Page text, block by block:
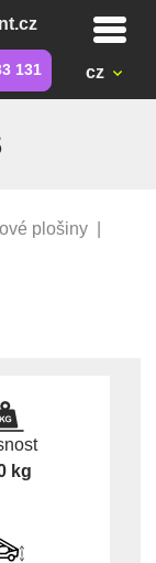
131 cz
plošiny
kg